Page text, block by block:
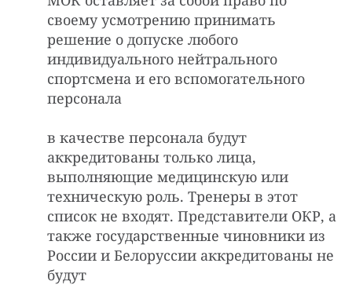
своему усмотрению принимать
решение о допуске любого
индивидуального нейтрального
спортсмена и его вспомогательного
персонала
в качестве персонала будут
аккредитованы только лица,
выполняющие медицинскую или
техническую роль. Тренеры в этот
список не входят. Представители ОКР, а
также государственные чиновники из
России и Белоруссии аккредитованы не
будут